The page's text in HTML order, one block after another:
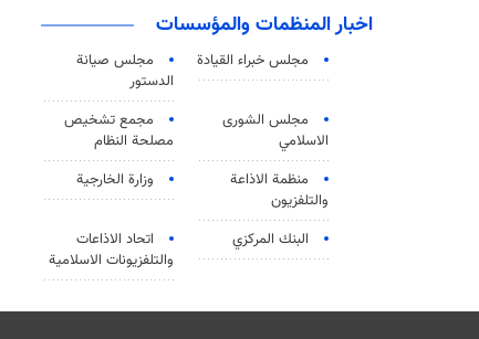
اخبار المنظمات والمؤسسات
مجلس خبراء القيادة
مجلس صيانة
الدستور
مجلس الشورى
الاسلامي
مجمع تشخيص
مصلحة النظام
منظمة الاذاعة
والتلفزیون
وزارة الخارجية
البنك المركزي
اتحاد الاذاعات
والتلفزيونات الاسلامية